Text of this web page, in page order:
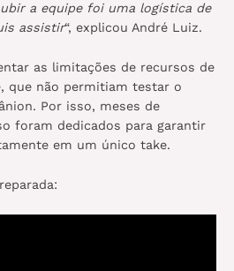
a equipe foi uma logística de
assistir“, explicou André Luiz.
as limitações de recursos de
que não permitiam testar o
Por isso, meses de
foram dedicados para garantir
em um único take.